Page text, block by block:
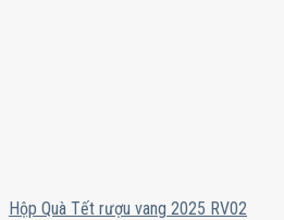
Hộp Quà Tết rượu vang 2025 RV02